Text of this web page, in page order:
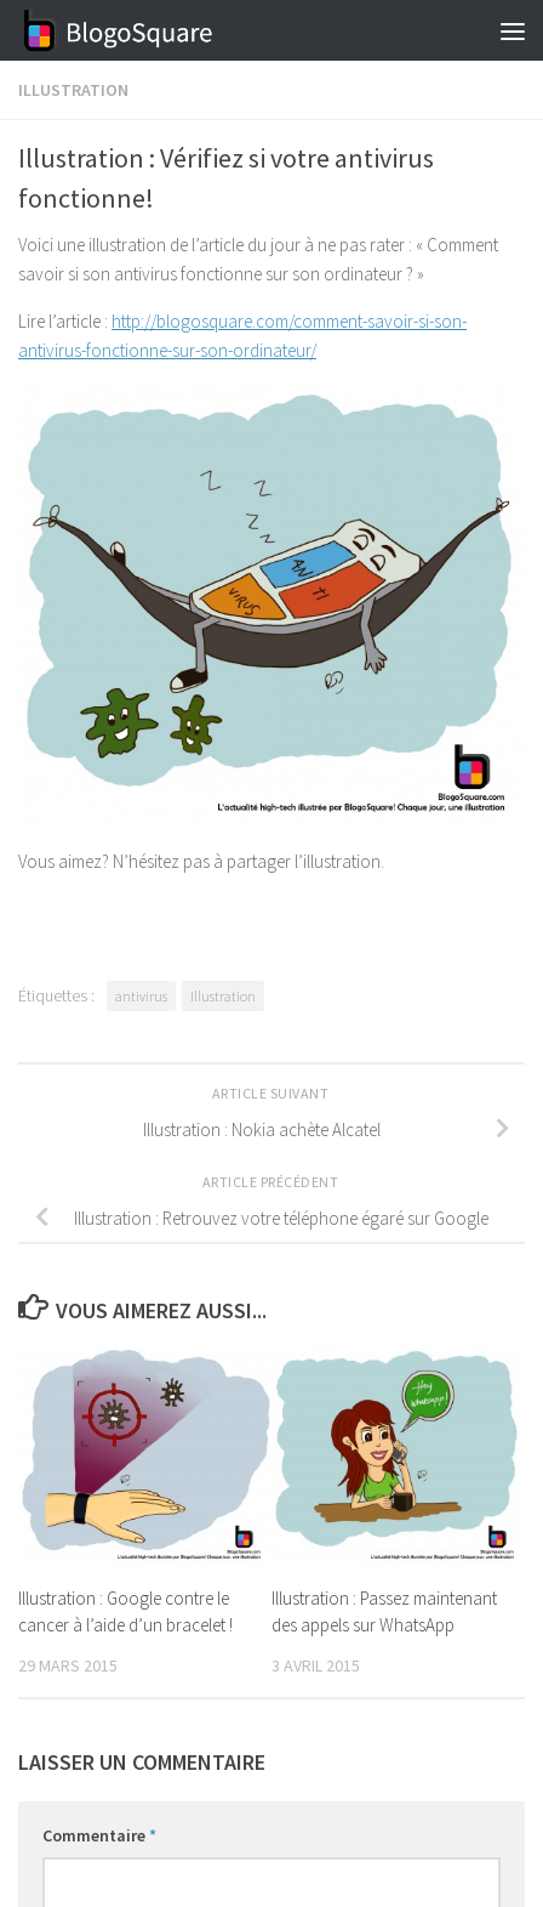
Skip to content
ILLUSTRATION
Illustration : Vérifiez si votre antivirus
fonctionne!
Voici une illustration de l’article du jour à ne pas rater : « Comment
savoir si son antivirus fonctionne sur son ordinateur ? »
Lire l’article : http://blogosquare.com/comment-savoir-si-son-
antivirus-fonctionne-sur-son-ordinateur/
Vous aimez? N’hésitez pas à partager l’illustration.
Étiquettes : antivirus Illustration
ARTICLE SUIVANT
Illustration : Nokia achète Alcatel
ARTICLE PRÉCÉDENT
Illustration : Retrouvez votre téléphone égaré sur Google
VOUS AIMEREZ AUSSI...
Illustration : Google contre le
cancer à l’aide d’un bracelet !
29 MARS 2015
Illustration : Passez maintenant
des appels sur WhatsApp
3 AVRIL 2015
LAISSER UN COMMENTAIRE
Commentaire*